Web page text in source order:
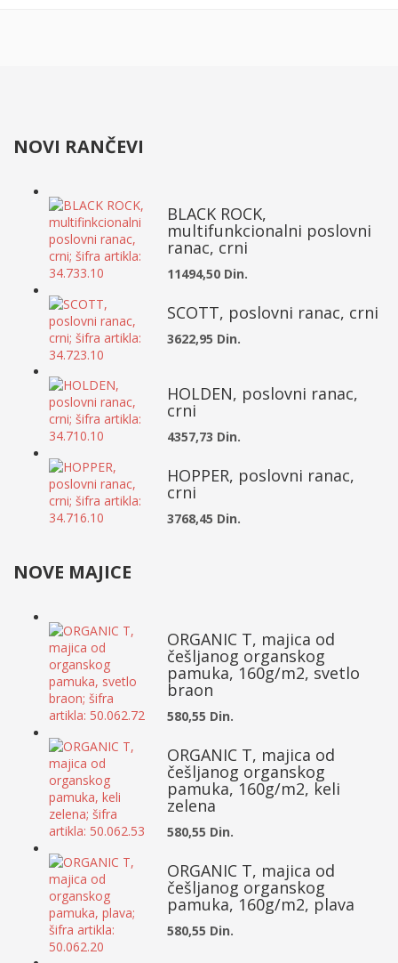
NOVI RANČEVI
BLACK ROCK,
multifunkcionalni poslovni
ranac, crni
11494,50 Din.
SCOTT, poslovni ranac, crni
3622,95 Din.
HOLDEN, poslovni ranac,
crni
4357,73 Din.
HOPPER, poslovni ranac,
crni
3768,45 Din.
NOVE MAJICE
ORGANIC T, majica od
češljanog organskog
pamuka, 160g/m2, svetlo
braon
580,55 Din.
ORGANIC T, majica od
češljanog organskog
pamuka, 160g/m2, keli
zelena
580,55 Din.
ORGANIC T, majica od
češljanog organskog
pamuka, 160g/m2, plava
580,55 Din.